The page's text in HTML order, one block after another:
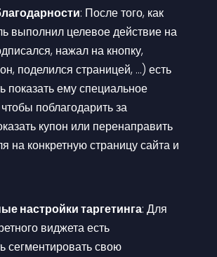
: После того, как
выполнил целевое действие на
нажал на кнопку,
поделился страницей, …) есть
показать ему специальное
поблагодарить за
купон или перенаправить
на конкретную страницу сайта и
настройки таргетинга: Для
виджета есть
сегментировать свою